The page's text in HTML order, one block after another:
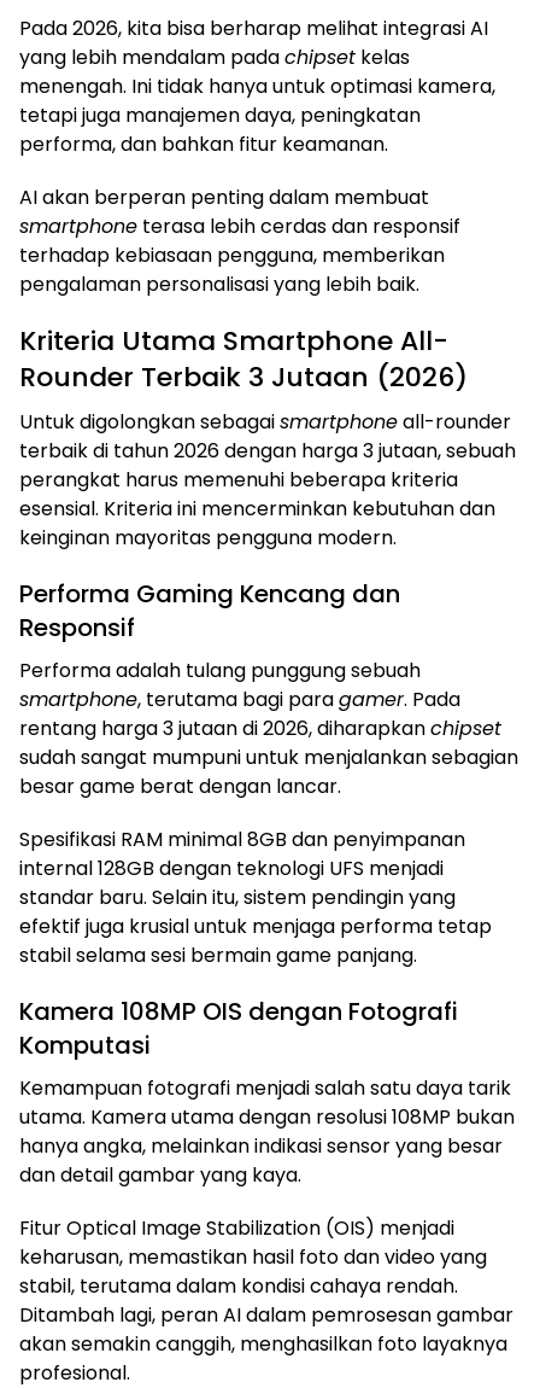
Pada 2026, kita bisa berharap melihat integrasi AI
yang lebih mendalam padachipset kelas
menengah. Ini tidak hanya untuk optimasi kamera,
tetapi juga manajemen daya, peningkatan
performa, dan bahkan fitur keamanan.
AI akan berperan penting dalam membuat
smartphone terasa lebih cerdas dan responsif
terhadap kebiasaan pengguna, memberikan
pengalaman personalisasi yang lebih baik.
Kriteria Utama Smartphone All-
Rounder Terbaik 3 Jutaan (2026)
Untuk digolongkan sebagaismartphoneall-rounder
terbaik di tahun 2026 dengan harga 3 jutaan, sebuah
perangkat harus memenuhi beberapa kriteria
esensial. Kriteria ini mencerminkan kebutuhan dan
keinginan mayoritas pengguna modern.
Performa Gaming Kencang dan
Responsif
Performa adalah tulang punggung sebuah
smartphone, terutama bagi paragamer. Pada
rentang harga 3 jutaan di 2026, diharapkanchipset
sudah sangat mumpuni untuk menjalankan sebagian
besar game berat dengan lancar.
Spesifikasi RAM minimal 8GB dan penyimpanan
internal 128GB dengan teknologi UFS menjadi
standar baru. Selain itu, sistem pendingin yang
efektif juga krusial untuk menjaga performa tetap
stabil selama sesi bermain game panjang.
Kamera 108MP OIS dengan Fotografi
Komputasi
Kemampuan fotografi menjadi salah satu daya tarik
utama. Kamera utama dengan resolusi 108MP bukan
hanya angka, melainkan indikasi sensor yang besar
dan detail gambar yang kaya.
Fitur Optical Image Stabilization (OIS) menjadi
keharusan, memastikan hasil foto dan video yang
stabil, terutama dalam kondisi cahaya rendah.
Ditambah lagi, peran AI dalam pemrosesan gambar
akan semakin canggih, menghasilkan foto layaknya
profesional.